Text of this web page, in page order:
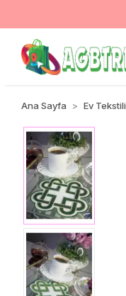
Ana Sayfa Ev Tekstili